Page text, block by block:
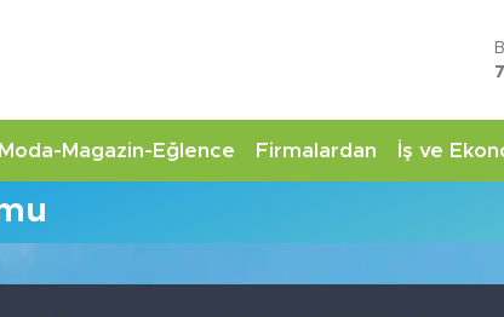
Moda-Magazin-Eğlence Firmalardan İş ve